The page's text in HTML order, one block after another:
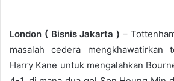
London ( Bisnis Jakarta ) –
masalah cedera mengkhawatirkan
Harry Kane untuk mengalahkan